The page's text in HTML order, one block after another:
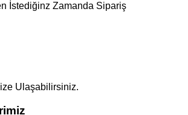
İstediğinz Zamanda Sipariş
Ulaşabilirsiniz.